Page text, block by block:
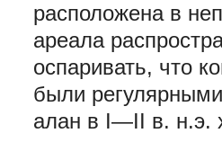
расположена в
ареала
оспаривать, что
были
алан в I—II в. н.э.